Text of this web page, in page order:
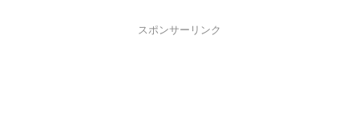
スポンサーリンク